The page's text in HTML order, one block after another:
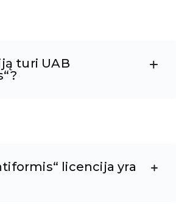
turi UAB
licencija yra